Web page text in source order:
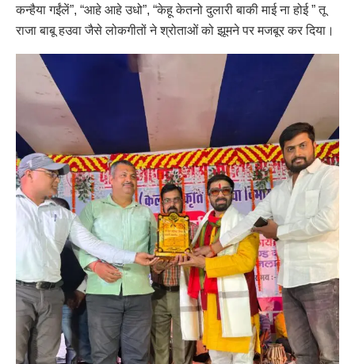
कन्हैया गईंलें”, “आहे आहे उधो”, “केहू केतनो दुलारी बाकी माई ना होई ” तू
राजा बाबू हउवा जैसे लोकगीतों ने श्रोताओं को झूमने पर मजबूर कर दिया।